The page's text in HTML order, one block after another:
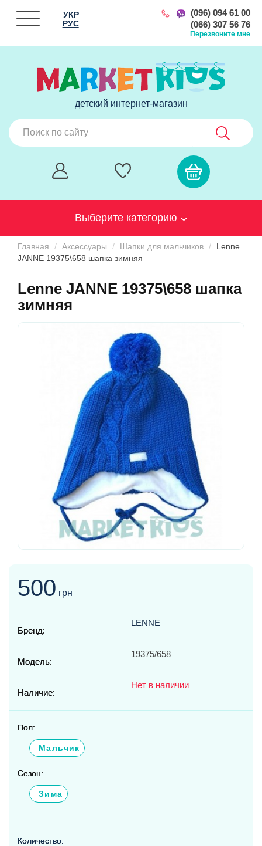
(096) 094 61 00
(066) 307 56 76
Перезвоните мне
УКР
РУС
детский интернет-магазин
Выберите категорию
Главная Аксессуары Шапки для мальчиков
Lenne
JANNE 19375\658 шапка зимняя
Lenne JANNE 19375\658 шапка
зимняя
500 грн
Бренд:
LENNE
Модель:
19375/658
Наличие:
Нет в наличии
Пол:
Мальчик
Сезон:
Зима
Количество: